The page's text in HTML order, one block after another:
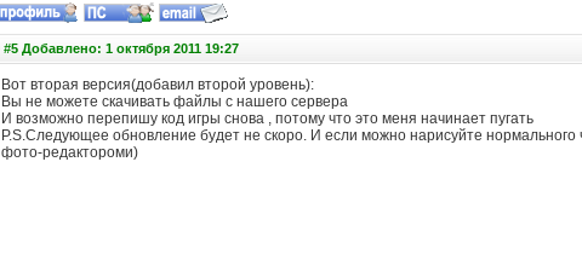
#5 Добавлено: 1 октября 2011 19:27
Вот вторая версия(добавил второй уровень):
Вы не можете скачивать файлы с нашего сервера
И возможно перепишу код игры снова , потому что это меня начинает пугать
P.S.Следующее обновление будет не скоро. И если можно нарисуйте нормального
фото-редактороми)